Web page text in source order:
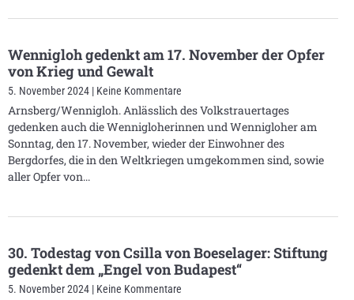
Wennigloh gedenkt am 17. November der Opfer
von Krieg und Gewalt
5. November 2024 Keine Kommentare
Arnsberg/Wennigloh. Anlässlich des Volkstrauertages
gedenken auch die Wennigloherinnen und Wennigloher am
Sonntag, den 17. November, wieder der Einwohner des
Bergdorfes, die in den Weltkriegen umgekommen sind, sowie
aller Opfer von
30. Todestag von Csilla von Boeselager: Stiftung
gedenkt dem „Engel von Budapest“
5. November 2024 Keine Kommentare